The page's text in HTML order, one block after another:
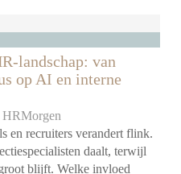
landschap: van
op AI en interne
HRMorgen
en recruiters verandert flink.
daalt, terwijl
blijft. Welke invloed